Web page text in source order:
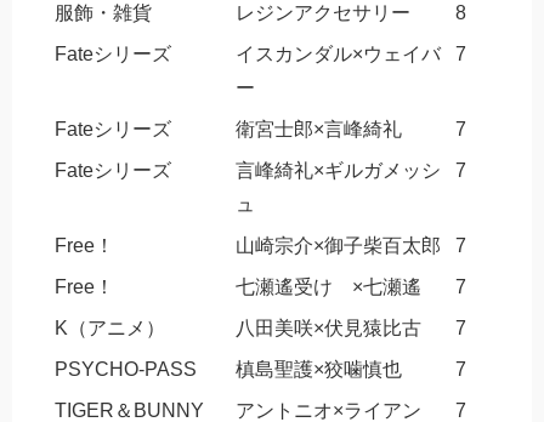
服飾・雑貨
レジンアクセサリー
8
Fateシリーズ
イスカンダル×ウェイバ
ー
7
Fateシリーズ 衛宮士郎×言峰綺礼
7
Fateシリーズ
言峰綺礼×ギルガメッシ
ュ
7
Free！ 山崎宗介×御子柴百太郎
7
Free！
七瀬遙受け ×七瀬遙
7
K（アニメ）
八田美咲×伏見猿比古
7
PSYCHO-PASS
槙島聖護×狡噛慎也
7
TIGER＆BUNNY
アントニオ×ライアン
7